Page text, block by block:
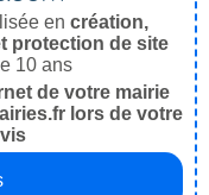
en création,
protection de site
10 ans
de votre mairie
lors de votre